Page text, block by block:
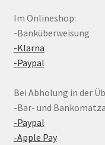
Im Onlineshop:
-Banküberweisung
-Klarna
-Paypal
Bei Abholung in der
-Bar- und
-Paypal
-Apple Pay